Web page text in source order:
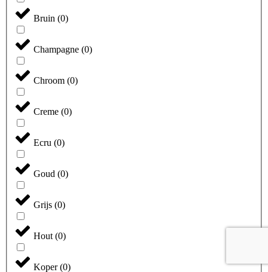
Bruin (0)
Champagne (0)
Chroom (0)
Creme (0)
Ecru (0)
Goud (0)
Grijs (0)
Hout (0)
Koper(0)